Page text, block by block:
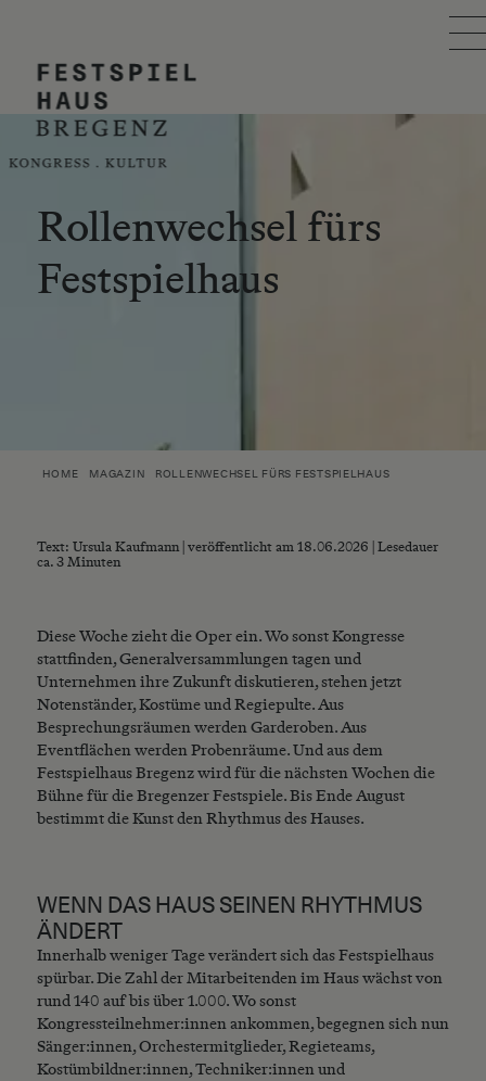
FESTSPIELHAUS
BESUCH PLANEN
EVENTKALENDER
SUCHE
Rollenwechsel fürs
Festspielhaus
HOME MAGAZIN ROLLENWECHSEL FÜRS FESTSPIELHAUS
Text: Ursula Kaufmann | veröffentlicht am 18.06.2026 | Lesedauer
ca. 3 Minuten
Diese Woche zieht die Oper ein. Wo sonst Kongresse
stattfinden, Generalversammlungen tagen und
Unternehmen ihre Zukunft diskutieren, stehen jetzt
Notenständer, Kostüme und Regiepulte. Aus
Besprechungsräumen werden Garderoben. Aus
Eventflächen werden Probenräume. Und aus dem
Festspielhaus Bregenz wird für die nächsten Wochen die
Bühne für die Bregenzer Festspiele. Bis Ende August
bestimmt die Kunst den Rhythmus des Hauses.
WENN DAS HAUS SEINEN RHYTHMUS
ÄNDERT
Innerhalb weniger Tage verändert sich das Festspielhaus
spürbar. Die Zahl der Mitarbeitenden im Haus wächst von
rund 140 auf bis über 1.000. Wo sonst
Kongressteilnehmer:innen ankommen, begegnen sich nun
Sänger:innen, Orchestermitglieder, Regieteams,
Kostümbildner:innen, Techniker:innen und